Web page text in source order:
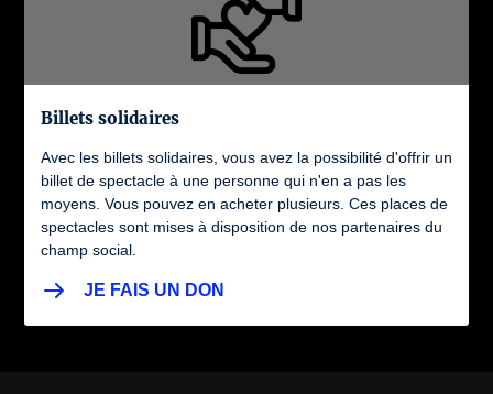
Billets solidaires
Avec les billets solidaires, vous avez la possibilité d'offrir un
billet de spectacle à une personne qui n'en a pas les
moyens. Vous pouvez en acheter plusieurs. Ces places de
spectacles sont mises à disposition de nos partenaires du
champ social.
JE FAIS UN DON